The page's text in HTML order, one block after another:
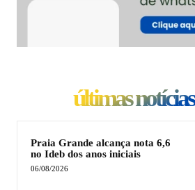
últimas notícias
Praia Grande alcança nota 6,6
no Ideb dos anos iniciais
06/08/2026